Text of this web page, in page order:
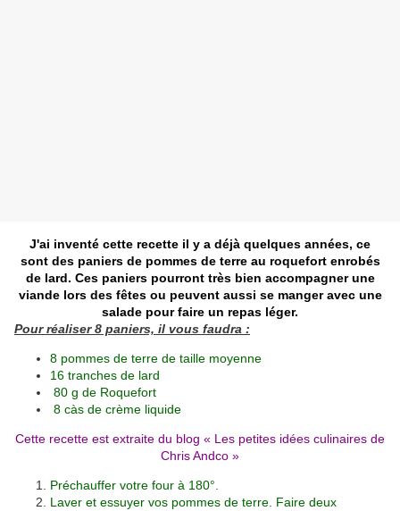
J'ai inventé cette recette il y a déjà quelques années, ce
sont des paniers de pommes de terre au roquefort enrobés
de lard. Ces paniers pourront très bien accompagner une
viande lors des fêtes ou peuvent aussi se manger avec une
salade pour faire un repas léger.
Pour réaliser 8 paniers, il vous faudra :
8 pommes de terre de taille moyenne
16 tranches de lard
80 g de Roquefort
8 càs de crème liquide
Cette recette est extraite du blog « Les petites idées culinaires de
Chris Andco »
Préchauffer votre four à 180°.
Laver et essuyer vos pommes de terre. Faire deux